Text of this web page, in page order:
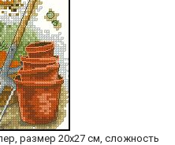
размер 20х27 см, сложность